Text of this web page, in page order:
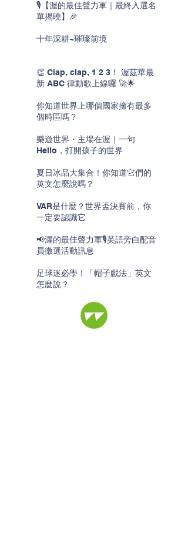
🎙️【渥的最佳聲力軍｜最終入選名
單揭曉】🎉
十年深耕~璀璨前境
👏 Clap, clap, 1 2 3！ 渥茲華最
新 ABC 律動歌上線囉 🚀🌟
你知道世界上哪個國家擁有最多
個時區嗎？
樂遊世界・主場在渥｜一句
Hello，打開孩子的世界
夏日冰品大集合！你知道它們的
英文怎麼說嗎？
VAR是什麼？世界盃決賽前，你
一定要認識它
📢渥的最佳聲力軍🎙️英語旁白配音
員徵選活動訊息
足球迷必學！「帽子戲法」英文
怎麼說？